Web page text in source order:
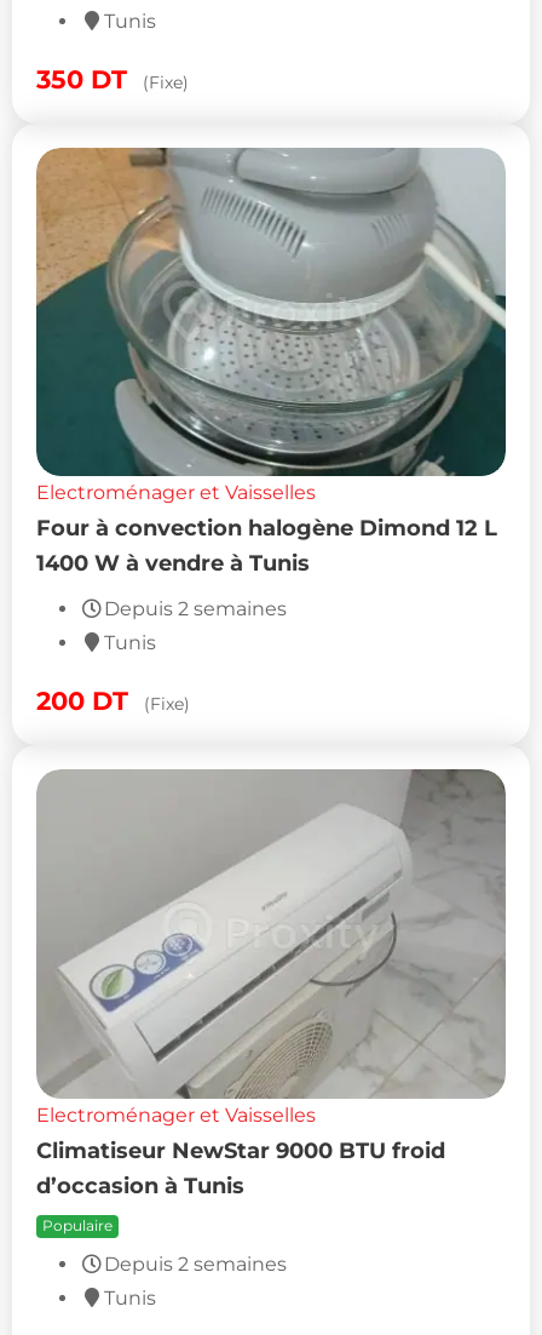
Tunis
350 DT (Fixe)
Electroménager et Vaisselles
Four à convection halogène Dimond 12 L
1400 W à vendre à Tunis
Depuis 2 semaines
Tunis
200 DT (Fixe)
Electroménager et Vaisselles
Climatiseur NewStar 9000 BTU froid
d’occasion à Tunis
Populaire
Depuis 2 semaines
Tunis